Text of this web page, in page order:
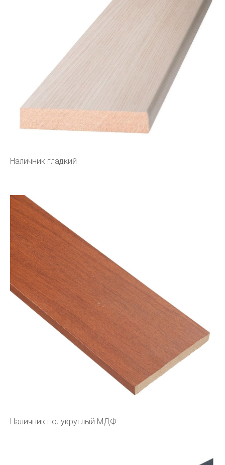
Наличник гладкий
Наличник полукруглый МДФ